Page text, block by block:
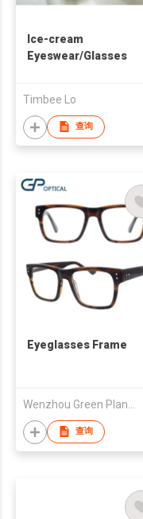
Ice-cream
Eyeswear/Glasses
Timbee Lo
查询
Eyeglasses Frame
查询